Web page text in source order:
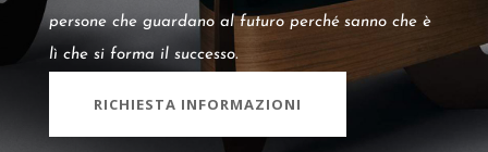
persone che guardano al futuro perché sanno che è
lì che si forma il successo.
RICHIESTA INFORMAZIONI